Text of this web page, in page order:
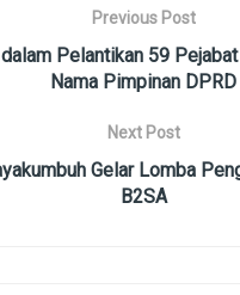
Previous Post
Pelantikan 59
Nama Pimpinan DPRD
Next Post
Gelar Lomba
B2SA